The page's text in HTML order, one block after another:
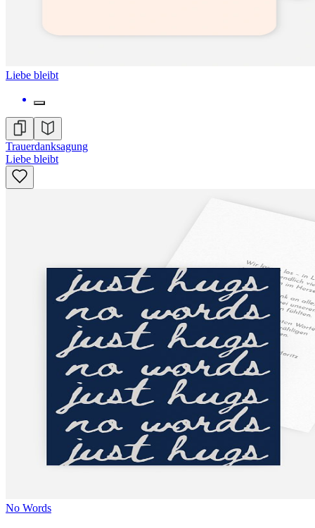
Liebe bleibt
Trauerdanksagung
Liebe bleibt
No Words